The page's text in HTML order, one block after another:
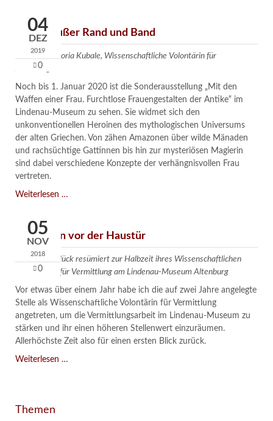
04
DEZ
2019
0
Frauen außer Rand und Band
Text von Victoria Kubale, Wissenschaftliche Volontärin für
Archäologie
Noch bis 1. Januar 2020 ist die Sonderausstellung „Mit den
Waffen einer Frau. Furchtlose Frauengestalten der Antike“ im
Lindenau-Museum zu sehen. Sie widmet sich den
unkonventionellen Heroinen des mythologischen Universums
der alten Griechen. Von zähen Amazonen über wilde Mänaden
und rachsüchtige Gattinnen bis hin zur mysteriösen Magierin
sind dabei verschiedene Konzepte der verhängnisvollen Frau
vertreten.
Weiterlesen …
und
05
NOV
2018
0
Heldinnen vor der Haustür
Jacqueline Glück resümiert zur Halbzeit ihres Wissenschaftlichen
Volontariats für Vermittlung am Lindenau-Museum Altenburg
Vor etwas über einem Jahr habe ich die auf zwei Jahre angelegte
Stelle als Wissenschaftliche Volontärin für Vermittlung
angetreten, um die Vermittlungsarbeit im Lindenau-Museum zu
stärken und ihr einen höheren Stellenwert einzuräumen.
Allerhöchste Zeit also für einen ersten Blick zurück.
Weiterlesen …
Themen